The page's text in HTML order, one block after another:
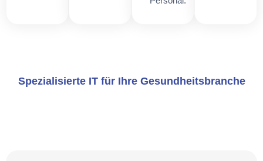
Spezialisierte IT für Ihre Gesundheitsbranche